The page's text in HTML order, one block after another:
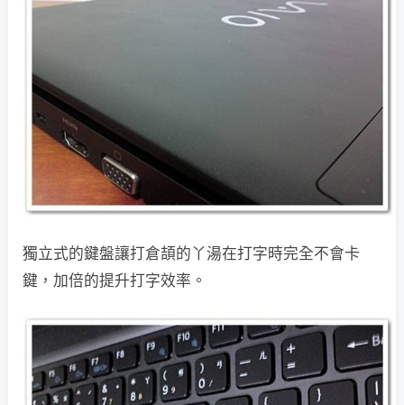
獨立式的鍵盤讓打倉頡的丫湯在打字時完全不會卡
鍵，加倍的提升打字效率。